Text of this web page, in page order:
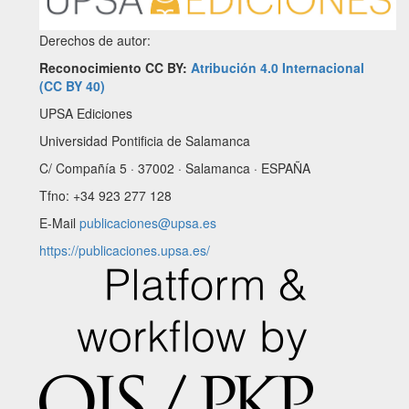
Derechos de autor:
Reconocimiento CC BY: Atribución 4.0 Internacional
(CC BY 40)
UPSA Ediciones
Universidad Pontificia de Salamanca
C/ Compañía 5 · 37002 · Salamanca · ESPAÑA
Tfno: +34 923 277 128
E-Mail publicaciones@upsa.es
https://publicaciones.upsa.es/